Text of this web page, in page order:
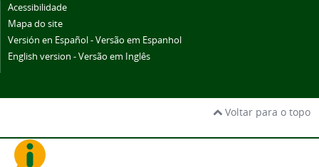
Acessibilidade
Mapa do site
Versión en Español - Versão em Espanhol
English version - Versão em Inglês
Voltar para o topo